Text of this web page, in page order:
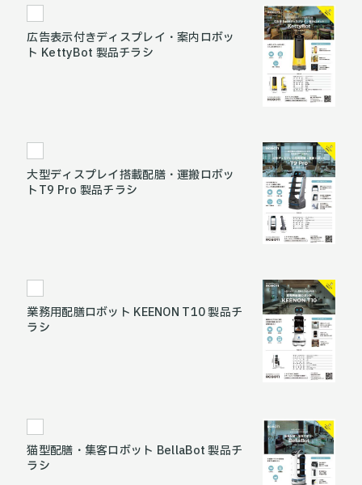
広告表示付きディスプレイ・案内ロボッ
ト KettyBot 製品チラシ
大型ディスプレイ搭載配膳・運搬ロボッ
トT9 Pro 製品チラシ
業務用配膳ロボット KEENON T10 製品チ
ラシ
猫型配膳・集客ロボット BellaBot 製品チ
ラシ